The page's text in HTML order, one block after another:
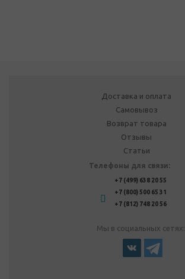
Доставка и оплата
Самовывоз
Возврат товара
Отзывы
Статьи
Телефоны для связи:
+7 (499) 638 20 55
+7 (800) 500 65 31
+7 (812) 748 20 56
Мы в социальных сетях: